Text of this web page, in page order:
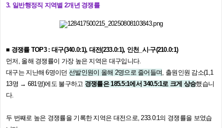
3. 일반행정직 지역별 2개년 경쟁률
■ 경쟁률 TOP3 : 대구(340.0:1), 대전(233.0:1), 인천_시·구(210.0:1)
먼저, 올해 경쟁률이 가장 높은 지역은 대구입니다.
대구는 지난해 6명이던 선발인원이 올해 2명으로 줄어들며, 출원인원 감소(1,1
13명 → 681명)에도 불구하고 경쟁률은 185.5:1에서 340.5:1로 크게 상승했습니
다.
두 번째로 높은 경쟁률을 기록한 지역은 대전으로, 233.0:1의 경쟁률을 보였습